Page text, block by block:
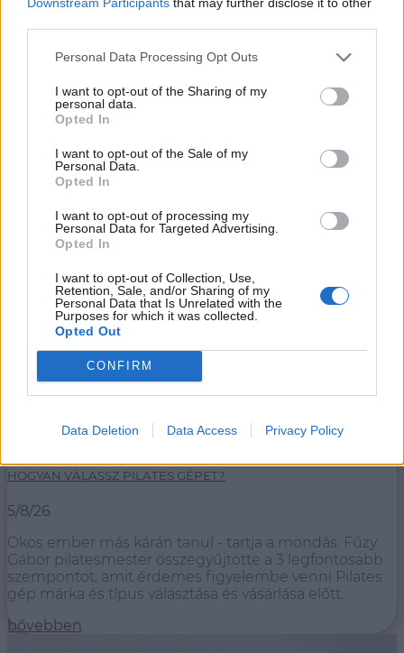
Personal Data Processing Opt Outs
I want to opt-out of the Sharing of my
personal data.
Opted In
I want to opt-out of the Sale of my
Personal Data.
Opted In
I want to opt-out of processing my
Personal Data for Targeted Advertising.
Opted In
I want to opt-out of Collection, Use,
Retention, Sale, and/or Sharing of my
Personal Data that Is Unrelated with the
Purposes for which it was collected.
Opted Out
CONFIRM
Data Deletion Data Access Privacy Policy
PILATES A STRESSZ NEGATÍV HATÁSAI ELLEN
bővebben
HOGYAN VÁLASSZ PILATES GÉPET?
5/8/26
Okos ember más kárán tanul - tartja a mondás. Fűzy
Gábor pilatesmester összegyűjtötte a 3 legfontosabb
szempontot, amit érdemes figyelembe venni Pilates
gép márka és típus választása és vásárlása előtt.
bővebben